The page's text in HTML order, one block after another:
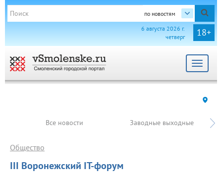
по новостям
18+
6 августа 2026 г.
четверг
Toggle
Все новости Заводные выходные
III Воронежский IT-форум
Общество